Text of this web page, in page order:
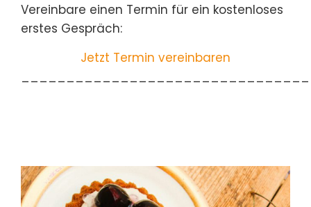
Vereinbare einen Termin für ein kostenloses
erstes Gespräch:
Jetzt Termin vereinbaren